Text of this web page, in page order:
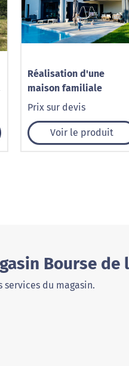
Réalisation d'une
maison familiale
Prix sur devis
Voir le produit
Bourse
services du magasin.